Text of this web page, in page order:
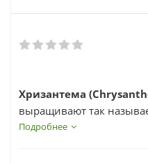
Хризантема
выращивают так
хризантемы. Это
Подробнее